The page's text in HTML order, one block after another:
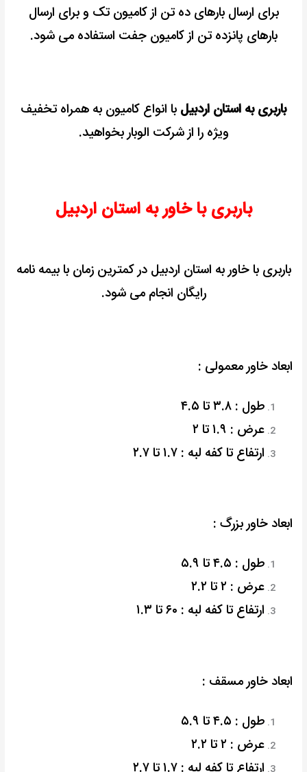
برای ارسال بارهای ده تن از کامیون تک و برای ارسال
بارهای پانزده تن از کامیون جفت استفاده می شود.
باربری به استان اردبیل با انواع کامیون به همراه تخفیف
ویژه را از شرکت الوبار بخواهید.
باربری با خاور به استان اردبیل
باربری با خاور به استان اردبیل در کمترین زمان با بیمه نامه
رایگان انجام می شود.
ابعاد خاور معمولی :
طول : ۳.۸ تا ۴.۵
عرض : ۱.۹ تا ۲
ارتفاع تا کفه لبه : ۱.۷ تا ۲.۷
ابعاد خاور بزرگ :
طول : ۴.۵ تا ۵.۹
عرض : ۲ تا ۲.۲
ارتفاع تا کفه لبه : ۶۰ تا ۱.۳
ابعاد خاور مسقف :
طول : ۴.۵ تا ۵.۹
عرض : ۲ تا ۲.۲